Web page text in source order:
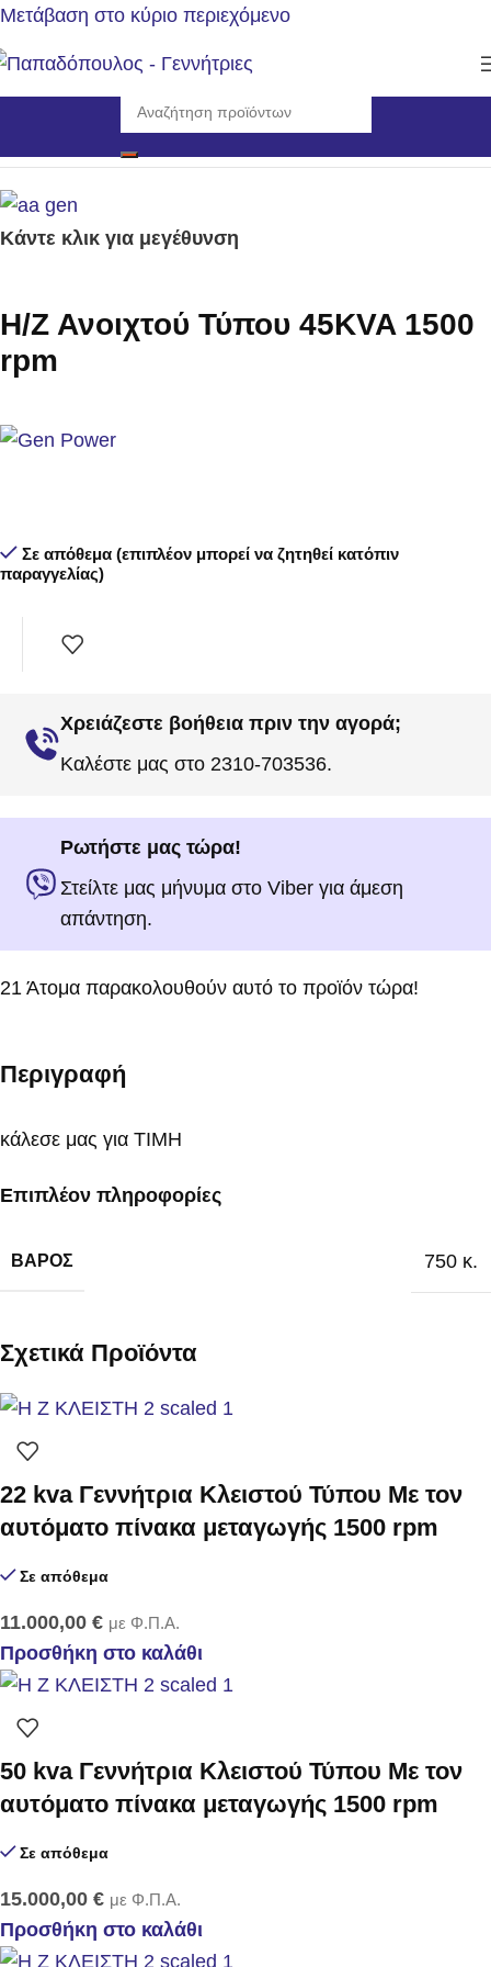
Μετάβαση στο κύριο περιεχόμενο
Αρχική σελίδα/Γεννήτριες/Η/Ζ Ανοιχτού Τύπου 1500rpm
Κάντε κλικ για μεγέθυνση
Η/Ζ Ανοιχτού Τύπου 45KVA 1500
rpm
Σε απόθεμα (επιπλέον μπορεί να ζητηθεί κατόπιν
παραγγελίας)
Χρειάζεστε βοήθεια πριν την αγορά;
Καλέστε μας στο 2310-703536.
Ρωτήστε μας τώρα!
Στείλτε μας μήνυμα στο Viber για άμεση
απάντηση.
21 Άτομα παρακολουθούν αυτό το προϊόν τώρα!
Περιγραφή
κάλεσε μας για ΤΙΜΗ
Επιπλέον πληροφορίες
ΒΆΡΟΣ 750 κ.
Σχετικά Προϊόντα
22 kva Γεννήτρια Κλειστού Τύπου Με τον
αυτόματο πίνακα μεταγωγής 1500 rpm
Σε απόθεμα
11.000,00 € με Φ.Π.Α.
Προσθήκη στο καλάθι
50 kva Γεννήτρια Κλειστού Τύπου Με τον
αυτόματο πίνακα μεταγωγής 1500 rpm
Σε απόθεμα
15.000,00 € με Φ.Π.Α.
Προσθήκη στο καλάθι